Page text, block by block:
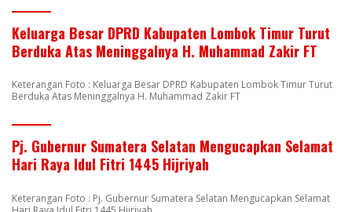
Keluarga Besar DPRD Kabupaten Lombok Timur Turut
Berduka Atas Meninggalnya H. Muhammad Zakir FT
Keterangan Foto : Keluarga Besar DPRD Kabupaten Lombok Timur Turut
Berduka Atas Meninggalnya H. Muhammad Zakir FT
Pj. Gubernur Sumatera Selatan Mengucapkan Selamat
Hari Raya Idul Fitri 1445 Hijriyah
Keterangan Foto : Pj. Gubernur Sumatera Selatan Mengucapkan Selamat